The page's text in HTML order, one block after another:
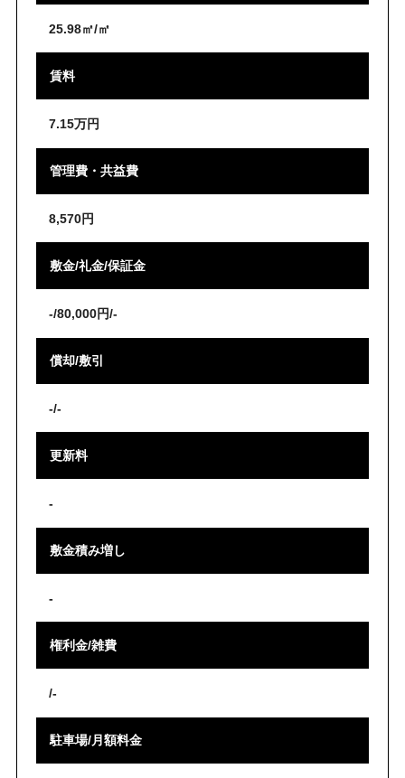
25.98㎡/㎡
賃料
7.15万円
管理費・共益費
8,570円
敷金/礼金/保証金
-/80,000円/-
償却/敷引
-/-
更新料
-
敷金積み増し
-
権利金/雑費
/-
駐車場/月額料金